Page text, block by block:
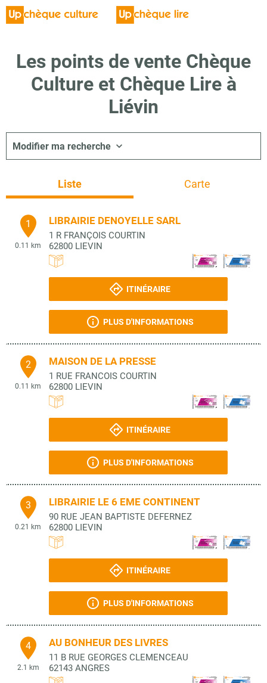
Les points de vente Chèque
Culture et Chèque Lire à
Liévin
Modifier ma recherche
Liste Carte
1
0.11 km
LIBRAIRIE DENOYELLE SARL
1 R FRANÇOIS COURTIN
62800 LIEVIN
ITINÉRAIRE
PLUS D'INFORMATIONS
2
0.11 km
MAISON DE LA PRESSE
1 RUE FRANCOIS COURTIN
62800 LIEVIN
ITINÉRAIRE
PLUS D'INFORMATIONS
3
0.21 km
LIBRAIRIE LE 6 EME CONTINENT
90 RUE JEAN BAPTISTE DEFERNEZ
62800 LIEVIN
ITINÉRAIRE
PLUS D'INFORMATIONS
4
2.1 km
AU BONHEUR DES LIVRES
11 B RUE GEORGES CLEMENCEAU
62143 ANGRES